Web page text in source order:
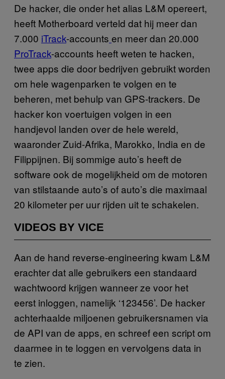
De hacker, die onder het alias L&M opereert,
heeft Motherboard verteld dat hij meer dan
7.000 iTrack-accounts en meer dan 20.000
ProTrack-accounts heeft weten te hacken,
twee apps die door bedrijven gebruikt worden
om hele wagenparken te volgen en te
beheren, met behulp van GPS-trackers. De
hacker kon voertuigen volgen in een
handjevol landen over de hele wereld,
waaronder Zuid-Afrika, Marokko, India en de
Filippijnen. Bij sommige auto’s heeft de
software ook de mogelijkheid om de motoren
van stilstaande auto’s of auto’s die maximaal
20 kilometer per uur rijden uit te schakelen.
VIDEOS BY VICE
Aan de hand reverse-engineering kwam L&M
erachter dat alle gebruikers een standaard
wachtwoord krijgen wanneer ze voor het
eerst inloggen, namelijk ‘123456’. De hacker
achterhaalde miljoenen gebruikersnamen via
de API van de apps, en schreef een script om
daarmee in te loggen en vervolgens data in
te zien.